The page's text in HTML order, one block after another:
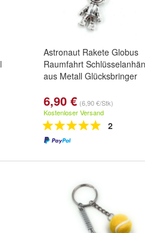
Astronaut Rakete Globus
Raumfahrt
aus Metall Glücksbringer
6,90 € (6,90 €/Stk)
Kostenloser Versand
2